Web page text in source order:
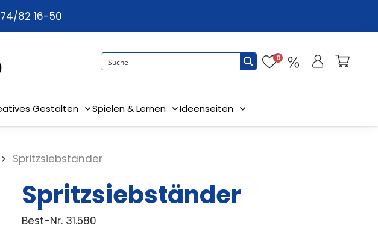
82 16-50
0
Gestalten Spielen & Lernen Ideenseiten
Spritzsiebständer
Spritzsiebständer
Best-Nr. 31.580